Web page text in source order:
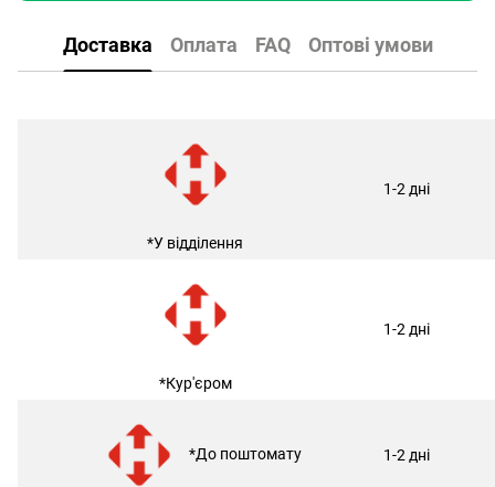
Доставка Оплата FAQ Оптові умови
*У відділення
1-2 дні
*Кур'єром
1-2 дні
*До поштомату 1-2 дні